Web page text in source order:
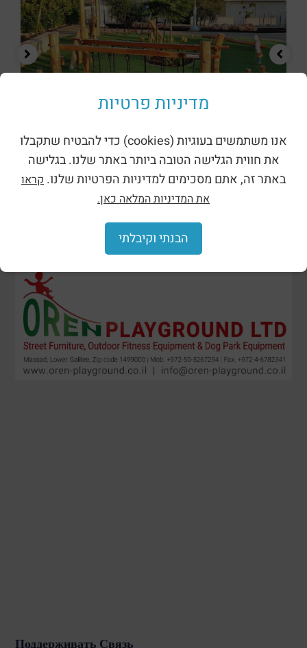
Поддерживать Связь
מדיניות פרטיות
אנו משתמשים בעוגיות (cookies) כדי להבטיח שתקבלו
את חווית הגלישה הטובה ביותר באתר שלנו. בגלישה
באתר זה, אתם מסכימים למדיניות הפרטיות שלנו. קראו
את המדיניות המלאה כאן.
הבנתי וקיבלתי